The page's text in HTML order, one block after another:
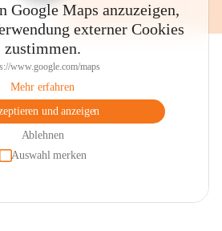
Google Maps anzuzeigen,
externer Cookies
zustimmen.
www.google.com/maps
Mehr erfahren
und anzeigen
Ablehnen
Auswahl merken